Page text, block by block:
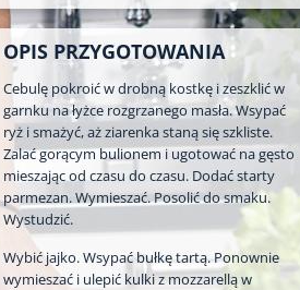
OPIS PRZYGOTOWANIA
Cebulę pokroić w drobną kostkę i zeszklić w
garnku na łyżce rozgrzanego masła. Wsypać
ryż i smażyć, aż ziarenka staną się szkliste.
Zalać gorącym bulionem i ugotować na gęsto
mieszając od czasu do czasu. Dodać starty
parmezan. Wymieszać. Posolić do smaku.
Wystudzić.
Wybić jajko. Wsypać bułkę tartą. Ponownie
wymieszać i ulepić kulki z mozzarellą w